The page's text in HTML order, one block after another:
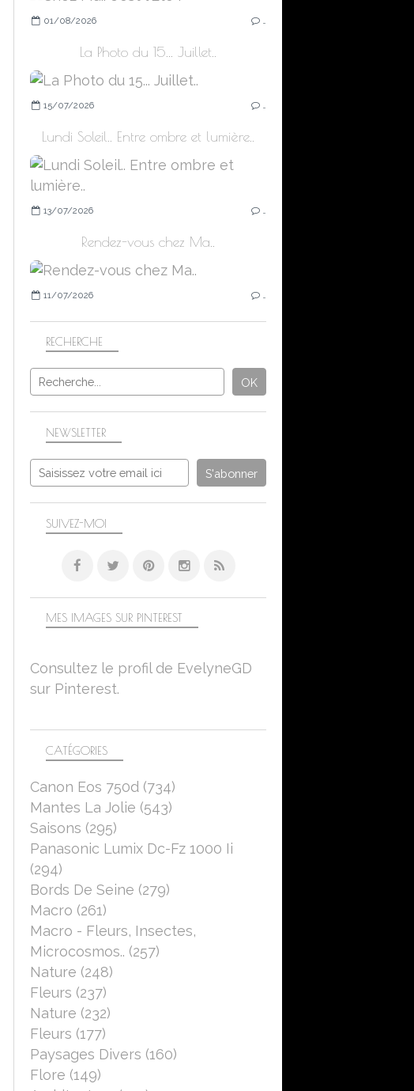
NEWSLETTER
SUIVEZ-MOI
RECHERCHE
01/08/2026
La Photo du 15... Juillet..
15/07/2026
Lundi Soleil.. Entre ombre et lumière..
13/07/2026
Rendez-vous chez Ma..
11/07/2026
CATÉGORIES
Canon Eos 750d (734)
Mantes La Jolie (543)
Saisons (295)
Panasonic Lumix Dc-Fz 1000 Ii
(294)
Bords De Seine (279)
Macro (261)
Macro - Fleurs, Insectes,
Microcosmos.. (257)
Nature (248)
Fleurs (237)
Nature (232)
Fleurs (177)
Paysages Divers (160)
Flore (149)
MES IMAGES SUR PINTEREST
Consultez le profil de EvelyneGD
sur Pinterest.